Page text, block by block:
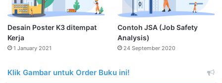
Desain Poster K3 ditempat
Kerja
1 January 2021
Contoh JSA (Job Safety
Analysis)
24 September 2020
Klik Gambar untuk Order Buku ini!